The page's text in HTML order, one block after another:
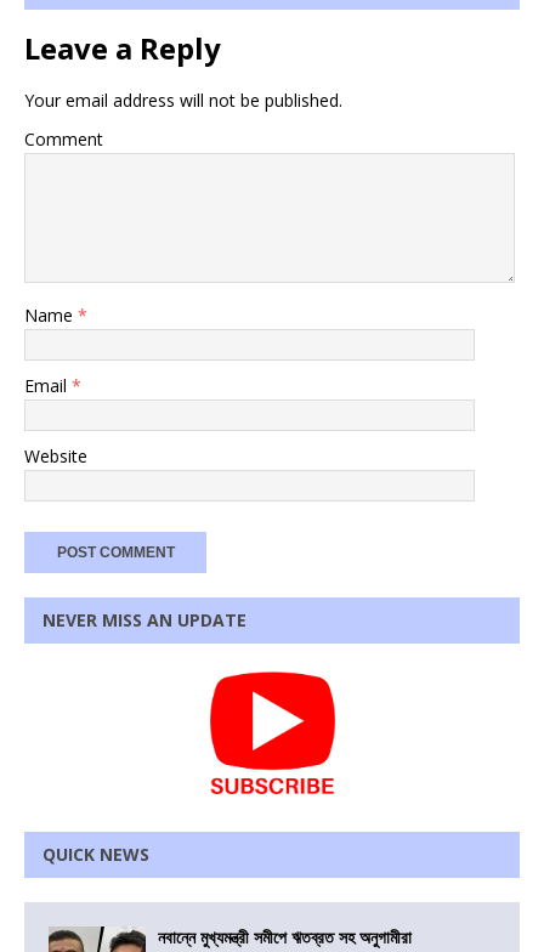
Leave a Reply
Your email address will not be published.
Comment
Name *
Email *
Website
NEVER MISS AN UPDATE
QUICK NEWS
নবান্নে মুখ্যমন্ত্রী সমীপে ঋতব্রত সহ অনুগামীরা